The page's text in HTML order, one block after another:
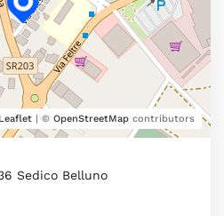
Leaflet | © OpenStreetMap contributors
Sedico Belluno